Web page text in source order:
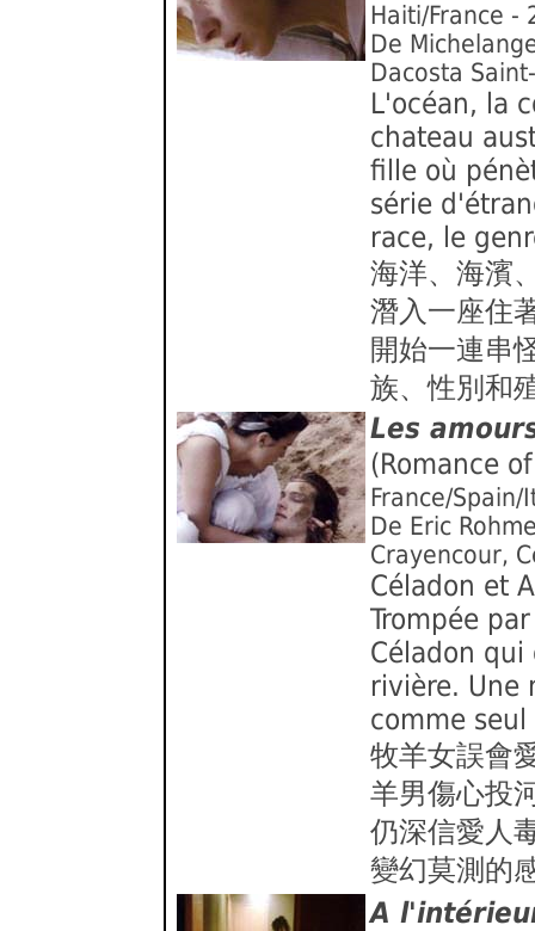
Haiti/France -
De
Dacosta
L'océan, la
chateau
fille où
série
race, le
海洋、海濱
潛入一座住
開始一連串
族、性別和
Les
(Romance
France/
De Eric
Crayencour,
Céladon et
Trompée
Céladon qui
rivière. Une
comme
牧羊女誤會
羊男傷心投
仍深信愛人
變幻莫測的
A